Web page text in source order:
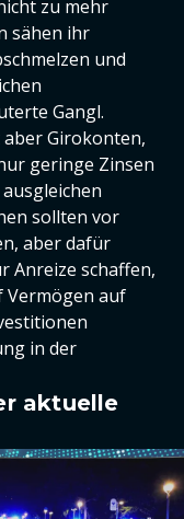
zu mehr
sähen ihr
und
Gangl.
Girokonten,
geringe Zinsen
sollten vor
aber dafür
Anreize schaffen,
Vermögen auf
in der
aktuelle